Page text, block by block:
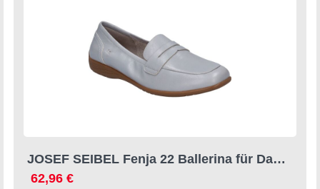
JOSEF SEIBEL Fenja 22 Ballerina für Damen Blau Fenja 22, iceblue Hellblau EU41
62,96 €